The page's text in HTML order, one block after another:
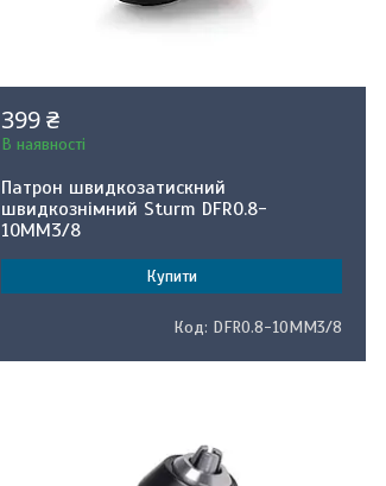
399 ₴
В наявності
Патрон швидкозатискний
швидкознімний Sturm DFR0.8-
10MM3/8
Купити
DFR0.8-10MM3/8